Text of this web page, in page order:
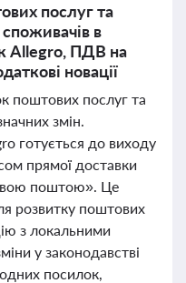
послуг та
в
Allegro, ПДВ на
новації
поштових послуг та
змін.
готується до виходу
прямої доставки
поштою». Це
розвитку поштових
з локальними
у законодавстві
посилок,